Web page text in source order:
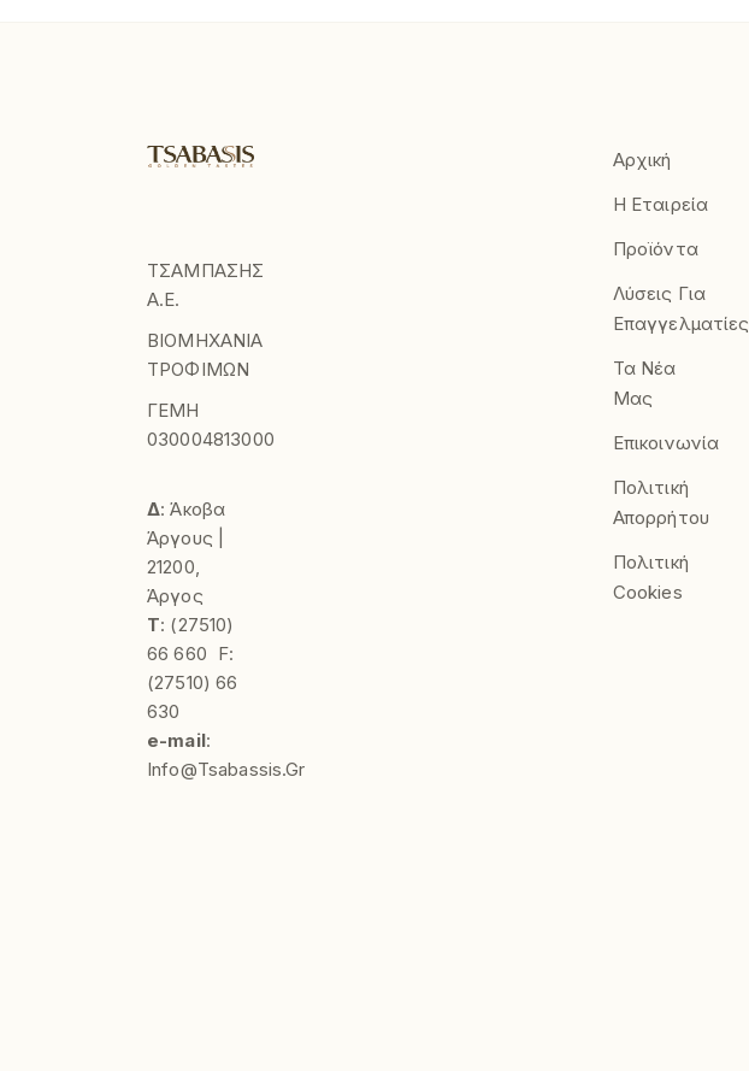
ΤΣΑΜΠΑΣΗΣ
Α.Ε.
ΒΙΟΜΗΧΑΝΙΑ
ΤΡΟΦΙΜΩΝ
ΓΕΜΗ
030004813000
Δ: Άκοβα
Άργους |
21200,
Άργος
Τ: (27510)
66 660 F:
(27510) 66
630
e-mail:
Info@tsabassis.gr
Αρχική
Η Εταιρεία
Προϊόντα
Λύσεις Για
Επαγγελματίες
Τα Νέα
Μας
Επικοινωνία
Πολιτική
Απορρήτου
Πολιτική
Cookies